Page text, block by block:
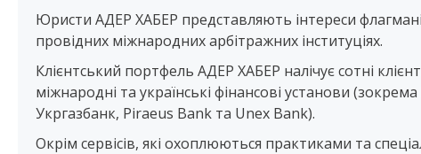
Юристи АДЕР ХАБЕР представляють інтереси
провідних міжнародних арбітражних інституціях.
Клієнтський портфель АДЕР ХАБЕР налічує сотні
міжнародні та українські фінансові установи
Укргазбанк, Piraeus Bank та Unex Bank).
Окрім сервісів, які охоплюються практиками та